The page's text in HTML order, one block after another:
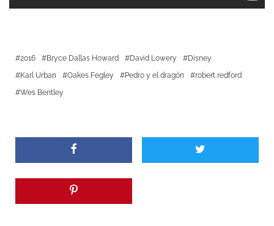
2016 Bryce Dallas Howard David Lowery
Disney
Karl Urban
Oakes Fegley Pedro y el dragón
robert redford
Wes Bentley